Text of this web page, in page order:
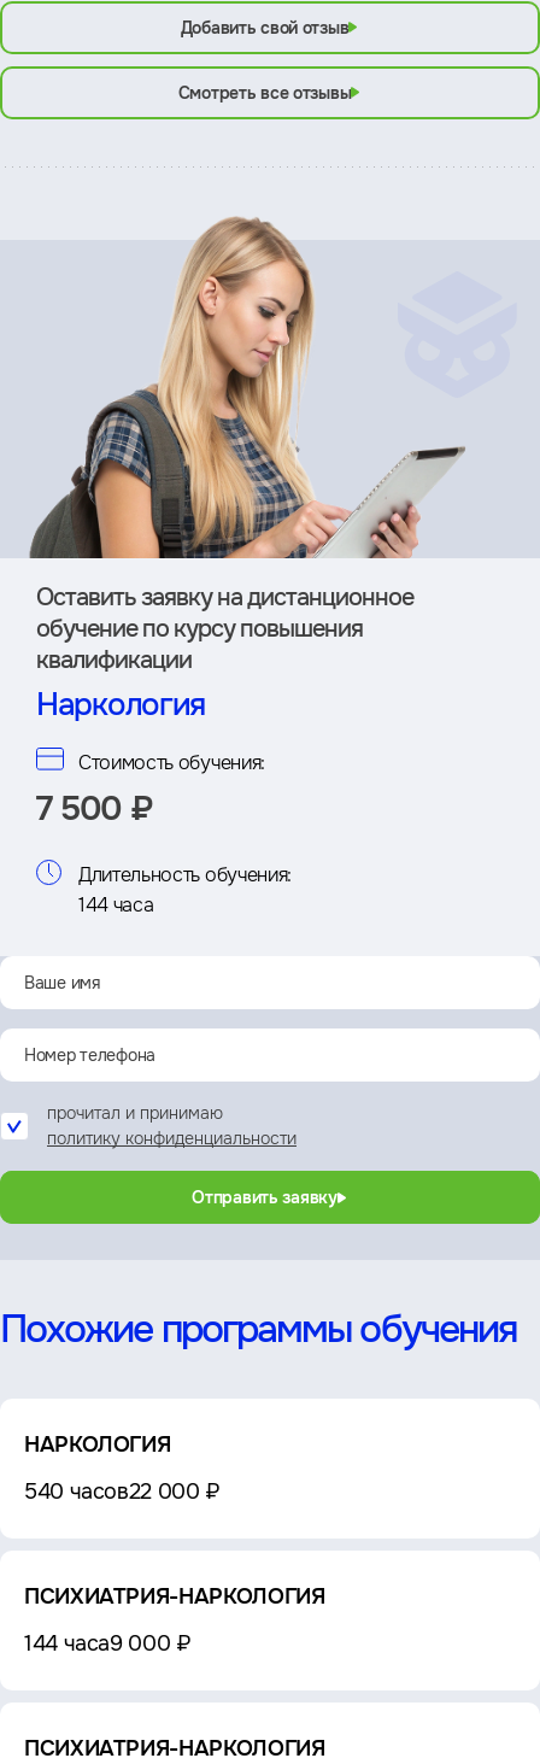
Добавить свой отзыв
Смотреть все отзывы
Оставить заявку на дистан­ционное
обучение по курсу повышения
квалификации
Наркология
Стоимость обучения:
7 500 ₽
Длительность обучения:
144 часа
прочитал и принимаю
политику конфиденциальности
Отправить заявку
Похожие программы обучения
НАРКОЛОГИЯ
540 часов22 000 ₽
ПСИХИАТРИЯ-НАРКОЛОГИЯ
144 часа9 000 ₽
ПСИХИАТРИЯ-НАРКОЛОГИЯ